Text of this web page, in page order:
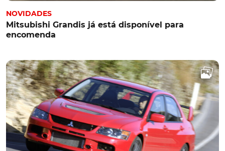
NOVIDADES
Mitsubishi Grandis já está disponível para
encomenda